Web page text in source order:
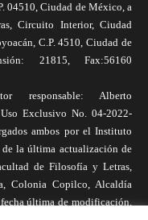
04510, Ciudad de México, a
Circuito Interior, Ciudad
C.P. 4510, Ciudad de
21815, Fax:56160
responsable: Alberto
Exclusivo No. 04-2022-
ambos por el Instituto
de la última actualización de
de Filosofía y Letras,
Colonia Copilco, Alcaldía
última de modificación,